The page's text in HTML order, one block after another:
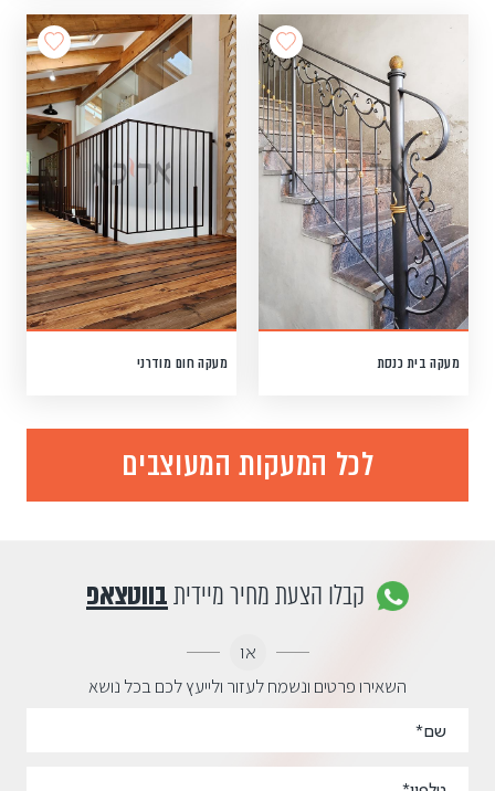
מעקה בית כנסת מעקה חום מודרני
לכל המעקות המעוצבים
קבלו הצעת מחיר מיידיתבווטצאפ
או
השאירו פרטים ונשמח לעזור ולייעץ לכם בכל נושא